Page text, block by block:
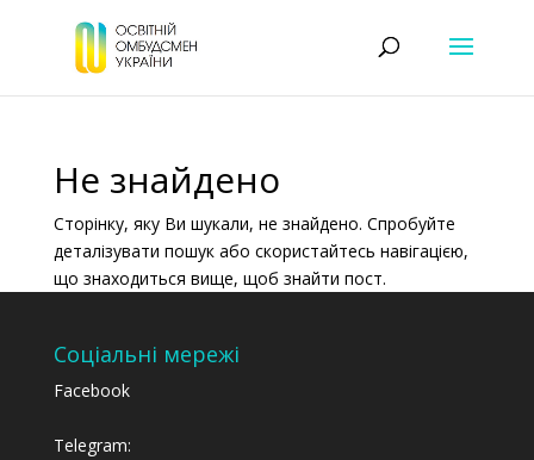
Не знайдено
Сторінку, яку Ви шукали, не знайдено. Спробуйте
деталізувати пошук або скористайтесь навігацією,
що знаходиться вище, щоб знайти пост.
Соціальні мережі
Facebook
Telegram: